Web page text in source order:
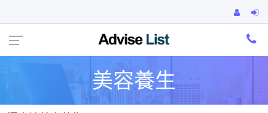
美容養生